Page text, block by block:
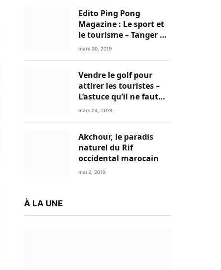
Edito Ping Pong
Magazine : Le sport et
le tourisme – Tanger a
tout pour réussir!
mars 30, 2019
Vendre le golf pour
attirer les touristes –
L’astuce qu’il ne faut
plus négliger
mars 24, 2019
Akchour, le paradis
naturel du Rif
occidental marocain
mai 2, 2019
À LA UNE